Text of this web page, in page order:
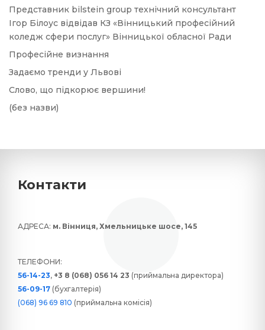
Представник bilstein group технічний консультант
Ігор Білоус відвідав КЗ «Вінницький професійний
коледж сфери послуг» Вінницької обласної Ради
Професійне визнання
Задаємо тренди у Львові
Слово, що підкорює вершини!
(без назви)
Контакти
АДРЕСА: м. Вінниця, Хмельницьке шосе, 145
ТЕЛЕФОНИ:
56-14-23, +3 8 (068) 056 14 23 (приймальна директора)
56-09-17 (бухгалтерія)
(068) 96 69 810 (приймальна комісія)